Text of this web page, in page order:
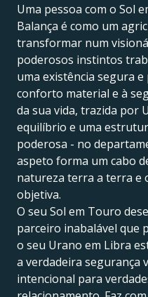
Uma pessoa com o Sol
Balança é como um
transformar num
poderosos instintos
uma existência segura e
conforto material e à
da sua vida, trazida por
equilíbrio e uma
poderosa - no
aspeto forma um cabo
natureza terra a terra e
objetiva.
O seu Sol em Touro
parceiro inabalável que
o seu Urano em Libra
a verdadeira segurança
intencional para